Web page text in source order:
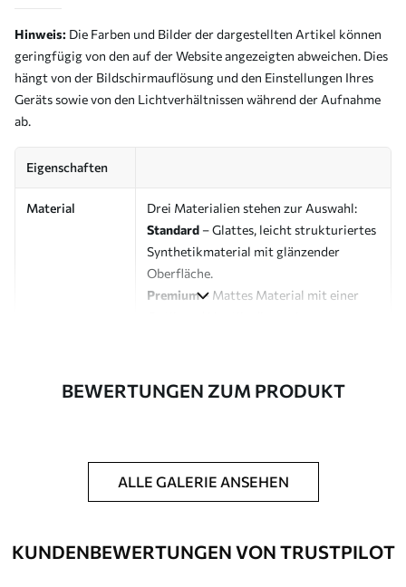
Hinweis: Die Farben und Bilder der dargestellten Artikel können
geringfügig von den auf der Website angezeigten abweichen. Dies
hängt von der Bildschirmauflösung und den Einstellungen Ihres
Geräts sowie von den Lichtverhältnissen während der Aufnahme
ab.
Eigenschaften
Material
Drei Materialien stehen zur Auswahl:
Standard – Glattes, leicht strukturiertes
Synthetikmaterial mit glänzender
Oberfläche.
Premium– Mattes Material mit einer
aus 100 % Baumwolle.
Artikelnummer s40008
Zusätzliche
Möglichkeit, einen Schutzlack
Bildes zu erhöhen.
BEWERTUNGEN ZUM PRODUKT
ALLE GALERIE ANSEHEN
KUNDENBEWERTUNGEN VON TRUSTPILOT